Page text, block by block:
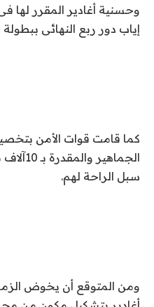
وحسنية أغادير المقرر لها
إياب دور ربع النهائى ببطولة
كما قامت قوات الأمن
سبل الراحة لهم.
ومن المتوقع أن يخوض